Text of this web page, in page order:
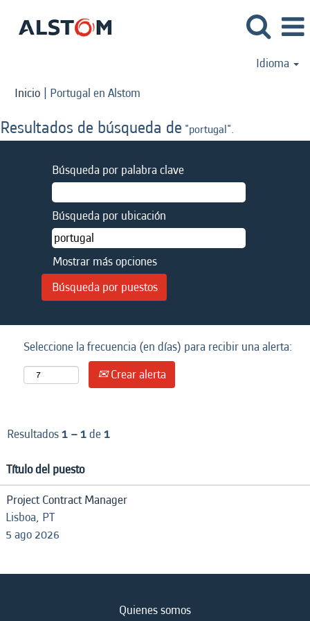
Idioma
Inicio | Portugal en Alstom
Resultados de búsqueda de "portugal".
Búsqueda por palabra clave
Búsqueda por ubicación
Mostrar más opciones
Seleccione la frecuencia (en días) para recibir una alerta:
Crear alerta
Resultados1 – 1de1
Título del puesto
Project Contract Manager
Lisboa, PT
5 ago 2026
Quienes somos